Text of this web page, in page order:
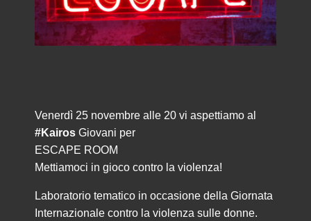
Venerdì 25 novembre alle 20 vi aspettiamo al
#Kairos Giovani per
ESCAPE ROOM
Mettiamoci in gioco contro la violenza!
Laboratorio tematico in occasione della Giornata
Internazionale contro la violenza sulle donne.